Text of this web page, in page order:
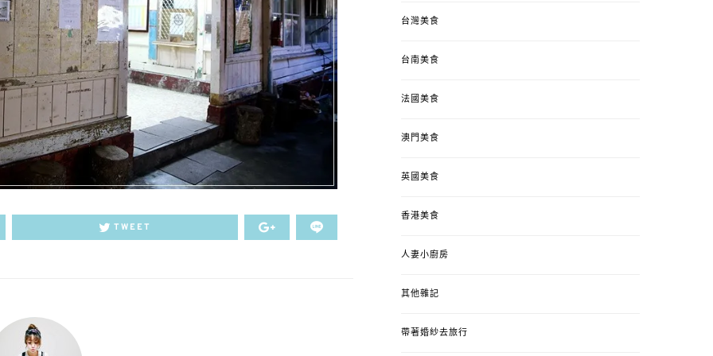
TWEET
台灣美食
台南美食
法國美食
澳門美食
英國美食
香港美食
人妻小廚房
其他雜記
帶著婚紗去旅行